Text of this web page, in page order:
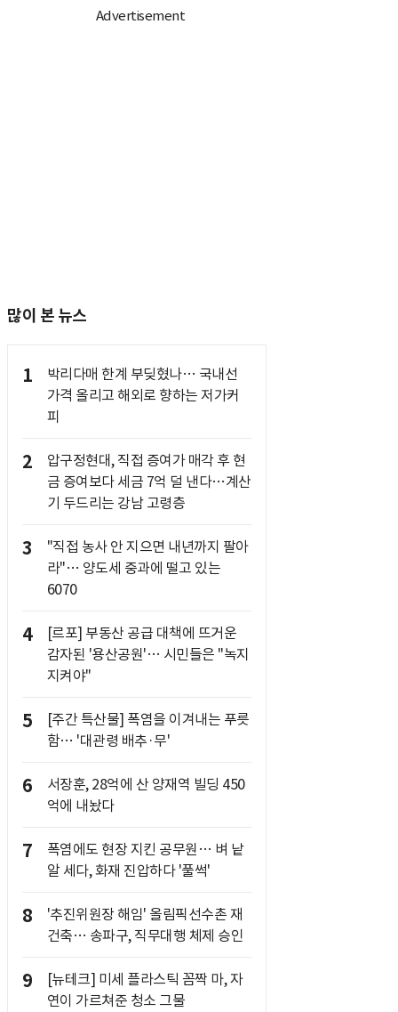
많이 본 뉴스
1
박리다매 한계 부딪혔나… 국내선
가격 올리고 해외로 향하는 저가커
피
2
압구정현대, 직접 증여가 매각 후 현
금 증여보다 세금 7억 덜 낸다…계산
기 두드리는 강남 고령층
3
"직접 농사 안 지으면 내년까지 팔아
라"… 양도세 중과에 떨고 있는
6070
4
[르포] 부동산 공급 대책에 뜨거운
감자된 '용산공원'… 시민들은 "녹지
지켜야"
5
[주간 특산물] 폭염을 이겨내는 푸릇
함… '대관령 배추·무'
6
서장훈, 28억에 산 양재역 빌딩 450
억에 내놨다
7
폭염에도 현장 지킨 공무원… 벼 낱
알 세다, 화재 진압하다 '풀썩'
8
'추진위원장 해임' 올림픽선수촌 재
건축… 송파구, 직무대행 체제 승인
9
[뉴테크] 미세 플라스틱 꼼짝 마, 자
연이 가르쳐준 청소 그물